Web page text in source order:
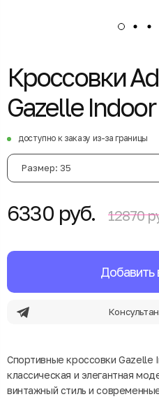
Кроссовки
Gazelle Indoor
доступно к заказу из-за границы
Размер: 35
6330 руб. 12870
Добавить
Спортивные кроссовки Gazelle
классическая и элегантная
винтажный стиль и